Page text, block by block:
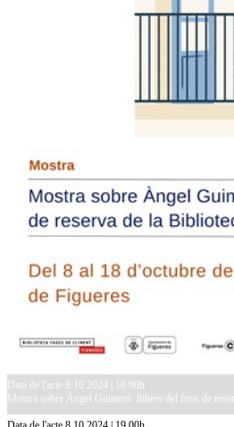
Data de l'acte 8.10.2024 | 10.00h
Mostra sobre Àngel Guimerà: llibres del fons de